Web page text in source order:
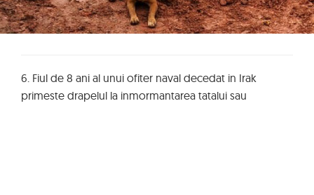
6. Fiul de 8 ani al unui ofiter naval decedat in Irak
primeste drapelul la inmormantarea tatalui sau